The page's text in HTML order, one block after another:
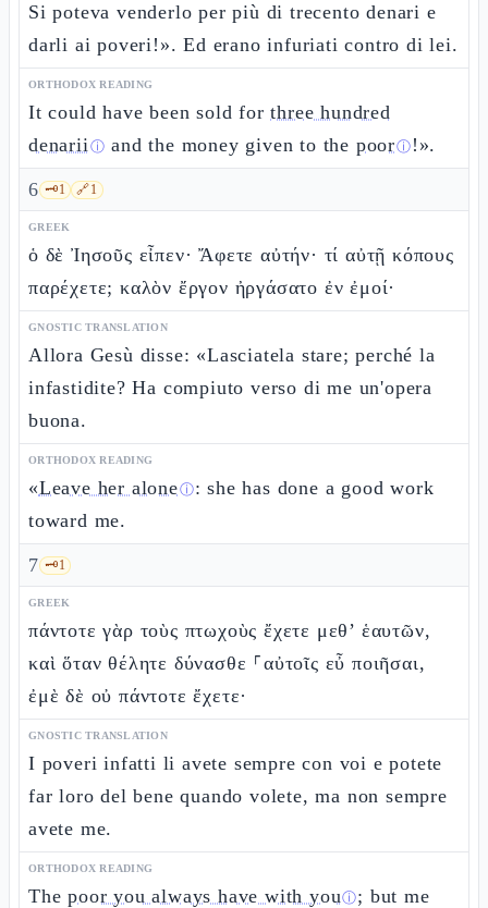
Si poteva venderlo per più di trecento denari e
darli ai poveri!». Ed erano infuriati contro di lei.
ORTHODOX READING
It could have been sold forthree hundred
denariiⓘ and the money given to the poorⓘ !».
6 🗝️1 🔗1
GREEK
ὁ δὲ Ἰησοῦς εἶπεν· Ἄφετε αὐτήν· τί αὐτῇ κόπους
παρέχετε; καλὸν ἔργον ἠργάσατο ἐν ἐμοί·
GNOSTIC TRANSLATION
Allora Gesù disse: «Lasciatela stare; perché la
infastidite? Ha compiuto verso di me un'opera
buona.
ORTHODOX READING
«Leave her aloneⓘ: she has done a good work
toward me.
7 🗝️1
GREEK
πάντοτε γὰρ τοὺς πτωχοὺς ἔχετε μεθ’ ἑαυτῶν,
καὶ ὅταν θέλητε δύνασθε ⸀αὐτοῖς εὖ ποιῆσαι,
ἐμὲ δὲ οὐ πάντοτε ἔχετε·
GNOSTIC TRANSLATION
I poveri infatti li avete sempre con voi e potete
far loro del bene quando volete, ma non sempre
avete me.
ORTHODOX READING
Thepoor you always have with youⓘ; but me